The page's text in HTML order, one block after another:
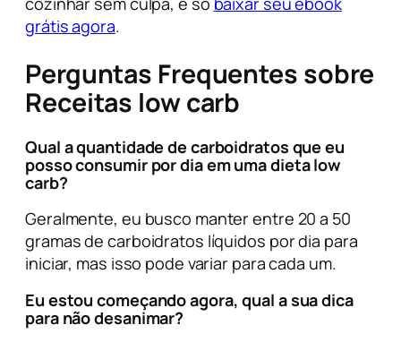
grátis agora.
Perguntas Frequentes sobre
Receitas low carb
Qual a quantidade de carboidratos que eu
posso consumir por dia em uma dieta low
carb?
Geralmente, eu busco manter entre 20 a 50
gramas de carboidratos líquidos por dia para
iniciar, mas isso pode variar para cada um.
Eu estou começando agora, qual a sua dica
para não desanimar?